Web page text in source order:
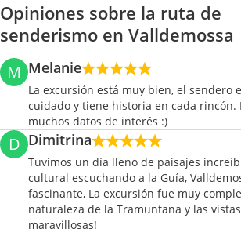
Opiniones sobre la ruta de
senderismo en Valldemossa
M Melanie
La excursión está muy bien, el sendero
cuidado y tiene historia en cada rincón.
muchos datos de interés :)
D Dimitrina
Tuvimos un día lleno de paisajes
cultural escuchando a la Guía,
fascinante, La excursión fue muy
naturaleza de la Tramuntana y las
maravillosas!